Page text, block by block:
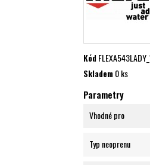
Kód
Skladem0 ks
Parametry
Vhodné pro
Typ neoprenu